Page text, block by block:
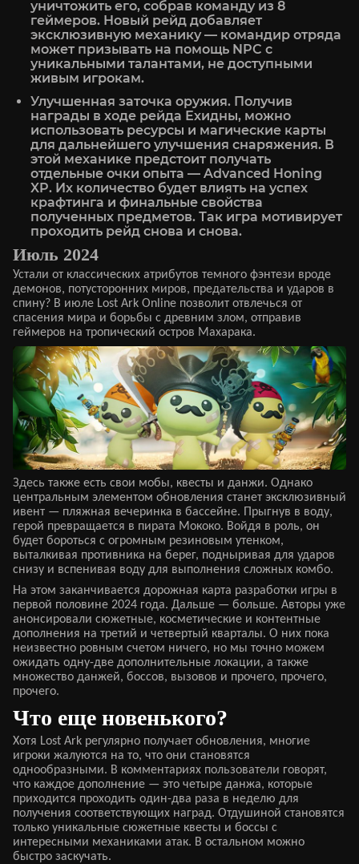
уничтожить его, собрав команду из 8
геймеров. Новый рейд добавляет
эксклюзивную механику — командир отряда
может призывать на помощь NPC с
уникальными талантами, не доступными
живым игрокам.
Улучшенная заточка оружия. Получив
награды в ходе рейда Ехидны, можно
использовать ресурсы и магические карты
для дальнейшего улучшения снаряжения. В
этой механике предстоит получать
отдельные очки опыта — Advanced Honing
XP. Их количество будет влиять на успех
крафтинга и финальные свойства
полученных предметов. Так игра мотивирует
проходить рейд снова и снова.
Июль 2024
Устали от классических атрибутов темного фэнтези вроде
демонов, потусторонних миров, предательства и ударов в
спину? В июле Lost Ark Online позволит отвлечься от
спасения мира и борьбы с древним злом, отправив
геймеров на тропический остров Махарака.
Здесь также есть свои мобы, квесты и данжи. Однако
центральным элементом обновления станет эксклюзивный
ивент — пляжная вечеринка в бассейне. Прыгнув в воду,
герой превращается в пирата Мококо. Войдя в роль, он
будет бороться с огромным резиновым утенком,
выталкивая противника на берег, подныривая для ударов
снизу и вспенивая воду для выполнения сложных комбо.
На этом заканчивается дорожная карта разработки игры в
первой половине 2024 года. Дальше — больше. Авторы уже
анонсировали сюжетные, косметические и контентные
дополнения на третий и четвертый кварталы. О них пока
неизвестно ровным счетом ничего, но мы точно можем
ожидать одну-две дополнительные локации, а также
множество данжей, боссов, вызовов и прочего, прочего,
прочего.
Что еще новенького?
Хотя Lost Ark регулярно получает обновления, многие
игроки жалуются на то, что они становятся
однообразными. В комментариях пользователи говорят,
что каждое дополнение — это четыре данжа, которые
приходится проходить один-два раза в неделю для
получения соответствующих наград. Отдушиной становятся
только уникальные сюжетные квесты и боссы с
интересными механиками атак. В остальном можно
быстро заскучать.